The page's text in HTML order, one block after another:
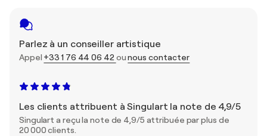
Parlez à un conseiller artistique
Appel +33 1 76 44 06 42ounous contacter
Les clients attribuent à Singulart la note de 4,9/5
Singulart a reçu la note de 4,9/5 attribuée par plus de
20 000 clients.